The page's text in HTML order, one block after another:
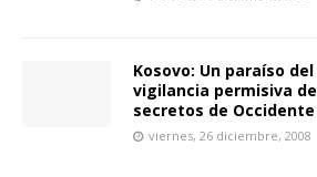
Kosovo: Un paraíso
vigilancia permisiva
secretos de Occidente
viernes, 26 diciembre, 2008